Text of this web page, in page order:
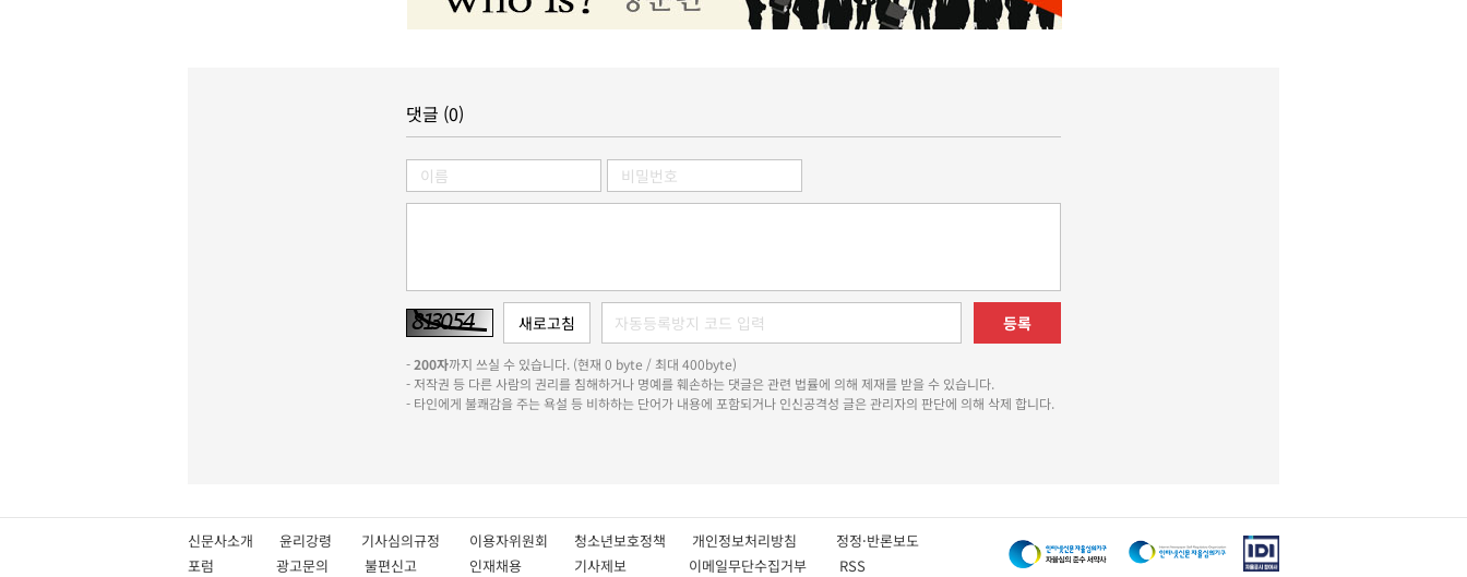
댓글 (0)
등록
-200자까지 쓰실 수 있습니다. (현재 0 byte / 최대 400byte)
- 저작권 등 다른 사람의 권리를 침해하거나 명예를 훼손하는 댓글은 관련 법률에 의해 제재를 받을 수 있습니다.
- 타인에게 불쾌감을 주는 욕설 등 비하하는 단어가 내용에 포함되거나 인신공격성 글은 관리자의 판단에 의해 삭제 합니다.
신문사소개 윤리강령 기사심의규정 이용자위원회 청소년보호정책 개인정보처리방침 정정·반론보도
포럼
광고문의 불편신고 인재채용 기사제보 이메일무단수집거부 RSS